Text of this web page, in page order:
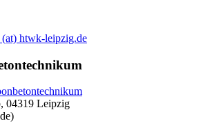
(at) htwk-leipzig.de
04319 Leipzig